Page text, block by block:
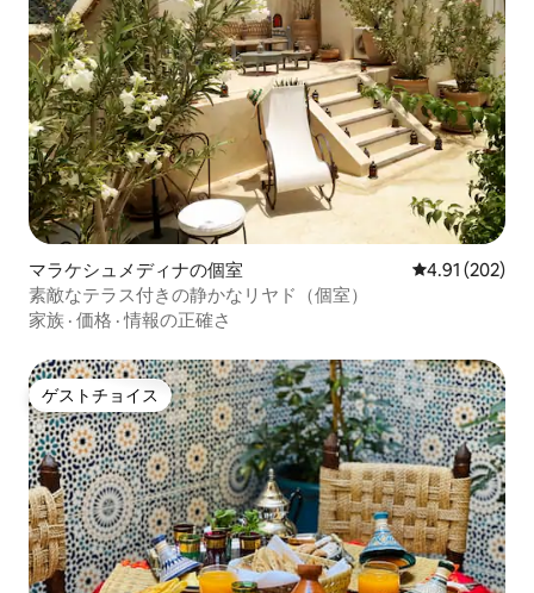
マラケシュメディナの個室 レビュー202
4.91 (202)
素敵なテラス付きの静かなリヤド（個室）
家族 · 価格 ·情報の正確さ
ゲストチョイス
ゲストチョイス